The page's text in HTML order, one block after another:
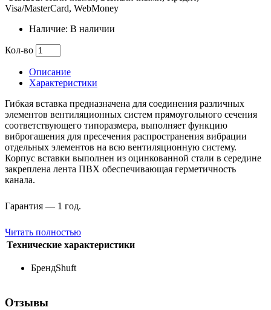
Visa/MasterCard, WebMoney
Наличие: В наличии
Кол-во
Описание
Характеристики
Гибкая вставка предназначена для соединения различных
элементов вентиляционных систем прямоугольного сечения
соответствующего типоразмера, выполняет функцию
виброгашения для пресечения распространения вибрации
отдельных элементов на всю вентиляционную систему.
Корпус вставки выполнен из оцинкованной стали в середине
закреплена лента ПВХ обеспечивающая герметичность
канала.
Гарантия — 1 год.
Читать полностью
Технические характеристики
БрендShuft
Отзывы